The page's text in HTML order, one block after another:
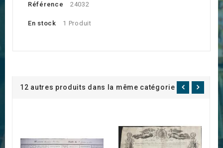
Référence 24032
En stock 1 Produit
12 autres produits dans la même catégorie :